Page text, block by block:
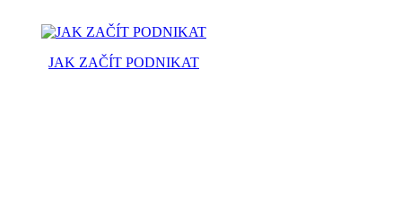
JAK ZAČÍT PODNIKAT